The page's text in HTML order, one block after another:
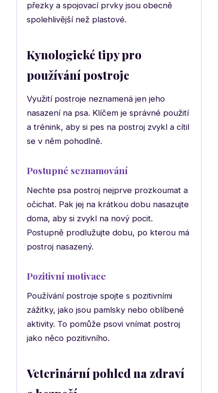
přezky a spojovací prvky jsou obecně
spolehlivější než plastové.
Kynologické tipy pro
používání postroje
Využití postroje neznamená jen jeho
nasazení na psa. Klíčem je správné použití
a trénink, aby si pes na postroj zvykl a cítil
se v něm pohodlně.
Postupné seznamování
Nechte psa postroj nejprve prozkoumat a
očichat. Pak jej na krátkou dobu nasazujte
doma, aby si zvykl na nový pocit.
Postupně prodlužujte dobu, po kterou má
postroj nasazený.
Pozitivní motivace
Používání postroje spojte s pozitivními
zážitky, jako jsou pamlsky nebo oblíbené
aktivity. To pomůže psovi vnímat postroj
jako něco pozitivního.
Veterinární pohled na zdraví